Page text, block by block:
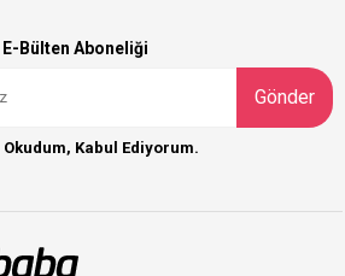
E-Bülten Aboneliği
Gönder
Okudum, Kabul Ediyorum.